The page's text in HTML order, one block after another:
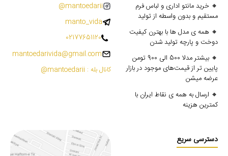
🔸 خرید مانتو اداری و لباس فرم
مستقیم و بدون واسطه از تولید
🔸 همه ی مدل ها با بهترن کیفیت
دوخت و پارچه تولید شدن
🔸 بیشتر مدلا 500 الی 900 تومن
پایین تر از قیمت‌های موجود در بازار
عرضه میشن
🔸 ارسال به همه ی نقاط ایران با
کمترین هزینه
mantoedarii@
manto_vida
02177651120
mantoedarivida@gmail.com
کانال بله : mantoedarii@
دسترسی سریع